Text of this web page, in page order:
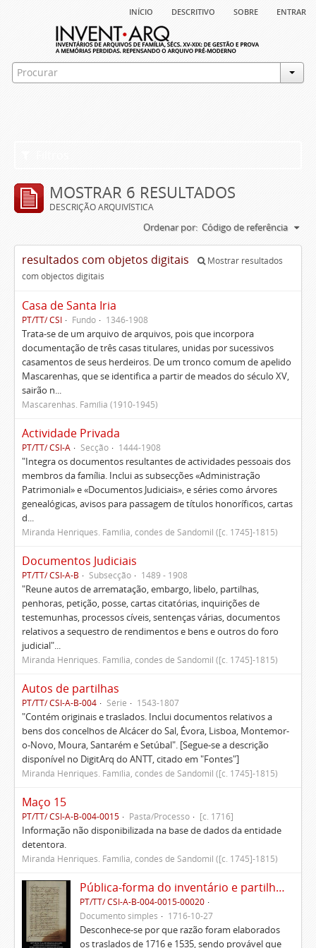
início descritivo sobre entrar
MOSTRAR 6 RESULTADOS
DESCRIÇÃO ARQUIVÍSTICA
Ordenar por: Código de referência
resultados com objetos digitais
Mostrar resultados
com objectos digitais
Casa de Santa Iria
PT/TT/ CSI Fundo 1346-1908
Trata-se de um arquivo de arquivos, pois que incorpora
documentação de três casas titulares, unidas por sucessivos
casamentos de seus herdeiros. De um tronco comum de apelido
Mascarenhas, que se identifica a partir de meados do século XV,
sairão n...
Mascarenhas. Família (1910-1945)
Actividade Privada
PT/TT/ CSI-A Secção 1444-1908
"Integra os documentos resultantes de actividades pessoais dos
membros da família. Inclui as subsecções «Administração
Patrimonial» e «Documentos Judiciais», e séries como árvores
genealógicas, avisos para passagem de títulos honoríficos, cartas
d...
Miranda Henriques. Família, condes de Sandomil ([c. 1745]-1815)
Documentos Judiciais
PT/TT/ CSI-A-B Subsecção 1489 - 1908
"Reune autos de arrematação, embargo, libelo, partilhas,
penhoras, petição, posse, cartas citatórias, inquirições de
testemunhas, processos cíveis, sentenças várias, documentos
relativos a sequestro de rendimentos e bens e outros do foro
judicial"...
Miranda Henriques. Família, condes de Sandomil ([c. 1745]-1815)
Autos de partilhas
PT/TT/ CSI-A-B-004 Série 1543-1807
"Contém originais e traslados. Inclui documentos relativos a
bens dos concelhos de Alcácer do Sal, Évora, Lisboa, Montemor-
o-Novo, Moura, Santarém e Setúbal". [Segue-se a descrição
disponível no DigitArq do ANTT, citado em "Fontes"]
Miranda Henriques. Família, condes de Sandomil ([c. 1745]-1815)
Maço 15
PT/TT/ CSI-A-B-004-0015 Pasta/Processo [c. 1716]
Informação não disponibilizada na base de dados da entidade
detentora.
Miranda Henriques. Família, condes de Sandomil ([c. 1745]-1815)
Pública-forma do inventário e partilhas dos bens de Vasco Queimado
PT/TT/ CSI-A-B-004-0015-00020
Documento simples
1716-10-27
Desconhece-se por que razão foram elaborados
os traslados de 1716 e 1535, sendo provável que